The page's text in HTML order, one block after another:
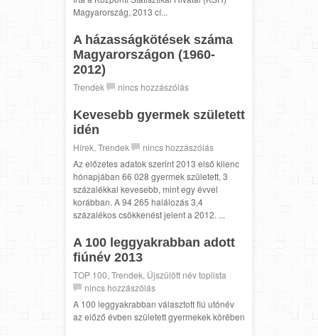
Magyarország, 2013 cí...
A házasságkötések száma
Magyarországon (1960-
2012)
Trendek nincs hozzászólás
Kevesebb gyermek született
idén
Hírek, Trendek
nincs hozzászólás
Az előzetes adatok szerint 2013 első kilenc
hónapjában 66 028 gyermek született, 3
százalékkal kevesebb, mint egy évvel
korábban. A 94 265 halálozás 3,4
százalékos csökkenést jelent a 2012. ...
A 100 leggyakrabban adott
fiúnév 2013
TOP 100, Trendek, Újszülött név toplista
nincs hozzászólás
A 100 leggyakrabban választott fiú utónév
az előző évben született gyermekek körében